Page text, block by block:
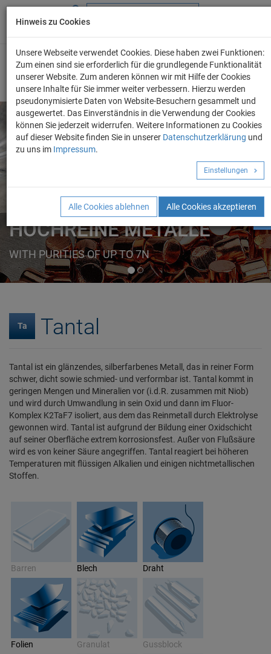
+49 (0) 69 986 4604 - 0
ELEMENTE
FORMEN
HOCHREINE METALLE
WITH PURITIES OF UP TO 7N
Angebot anfordern!
Ta Tantal
Tantal ist ein glänzendes, silberfarbenes Metall, das in reiner Form
schwer, dicht sowie schmied- und verformbar ist. Tantal kommt in
geringen Mengen und Mineralien vor (i.d.R. zusammen mit Niob)
und wird durch Umwandlung in sein Oxid und dann im Fluor-
Komplex K2TaF7 isoliert, aus dem das Reinmetall durch Elektrolyse
gewonnen wird. Tantal ist aufgrund der Bildung einer Oxidschicht
auf seiner Oberfläche extrem korrosionsfest. Außer von Flußsäure
wird es von keiner Säure angegriffen. Tantal reagiert bei höheren
Temperaturen mit flüssigen Alkalien und einigen nichtmetallischen
Stoffen.
Barren Blech Draht
Folien Granulat Gussblock
Hinweis zu Cookies
Unsere Webseite verwendet Cookies. Diese haben zwei Funktionen:
Zum einen sind sie erforderlich für die grundlegende Funktionalität
unserer Website. Zum anderen können wir mit Hilfe der Cookies
unsere Inhalte für Sie immer weiter verbessern. Hierzu werden
pseudonymisierte Daten von Website-Besuchern gesammelt und
ausgewertet. Das Einverständnis in die Verwendung der Cookies
können Sie jederzeit widerrufen. Weitere Informationen zu Cookies
auf dieser Website finden Sie in unserer Datenschutzerklärung und
zu uns im Impressum.
Einstellungen
Alle Cookies ablehnen Alle Cookies akzeptieren